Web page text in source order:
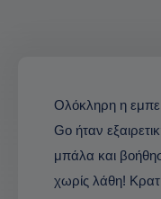
Ολόκληρη η
Go ήταν
μπάλα και
χωρίς λάθη!